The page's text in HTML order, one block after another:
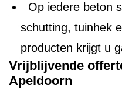
Op iedere beton
schutting, tuinhek
producten krijgt u
Vrijblijvende
Apeldoorn